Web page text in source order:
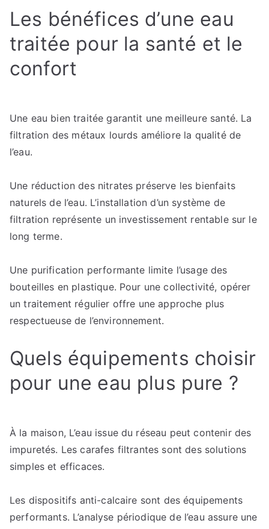
Les bénéfices d’une eau
traitée pour la santé et le
confort
Une eau bien traitée garantit une meilleure santé. La
filtration des métaux lourds améliore la qualité de
l’eau.
Une réduction des nitrates préserve les bienfaits
naturels de l’eau. L’installation d’un système de
filtration représente un investissement rentable sur le
long terme.
Une purification performante limite l’usage des
bouteilles en plastique. Pour une collectivité, opérer
un traitement régulier offre une approche plus
respectueuse de l’environnement.
Quels équipements choisir
pour une eau plus pure ?
À la maison, L’eau issue du réseau peut contenir des
impuretés. Les carafes filtrantes sont des solutions
simples et efficaces.
Les dispositifs anti-calcaire sont des équipements
performants. L’analyse périodique de l’eau assure une